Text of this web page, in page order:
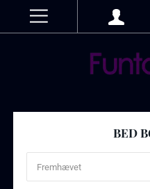
BED